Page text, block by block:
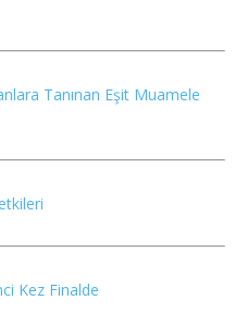
Tanınan Eşit Muamele
Kez Finalde